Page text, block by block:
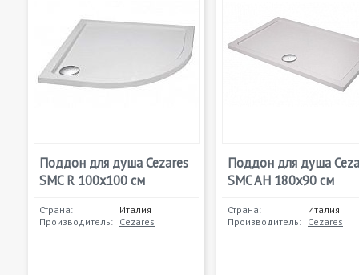
Поддон для душа Cezares
SMC R 100x100 см
Страна:
Италия
Производитель: Cezares
Поддон для душа
SMC AH 180x90 см
Страна:
Италия
Производитель: Cezares